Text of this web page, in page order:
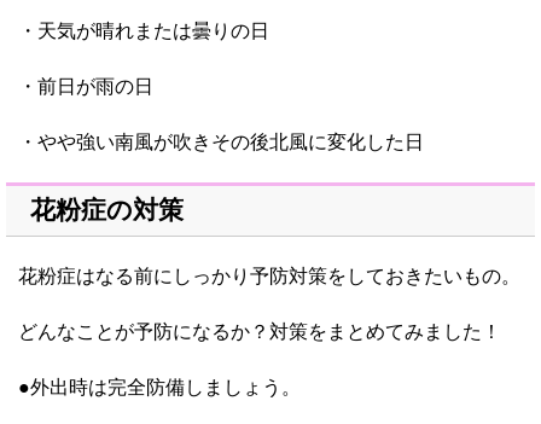
・天気が晴れまたは曇りの日
・前日が雨の日
・やや強い南風が吹きその後北風に変化した日
花粉症の対策
花粉症はなる前にしっかり予防対策をしておきたいもの。
どんなことが予防になるか？対策をまとめてみました！
●外出時は完全防備しましょう。